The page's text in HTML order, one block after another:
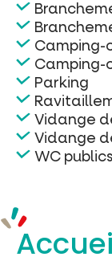
Camping-
Camping-
Parking
Vidange
Vidange
WC publics